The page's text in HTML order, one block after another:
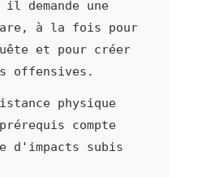
demande une
à la fois pour
et pour créer
offensives.
physique
compte
d'impacts subis